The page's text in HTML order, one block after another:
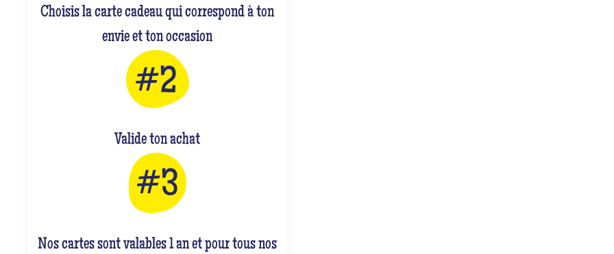
Choisis la carte cadeau qui correspond à ton
envie et ton occasion
Valide ton achat
Nos cartes sont valables 1 an et pour tous nos